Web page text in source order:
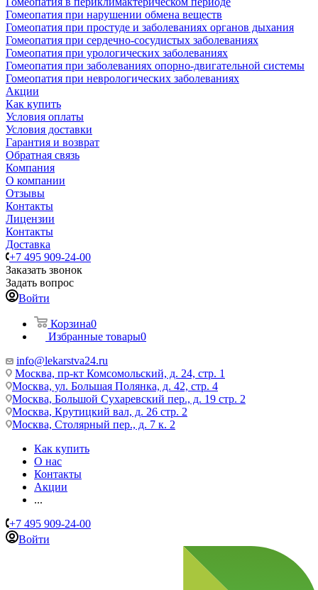
Гомеопатия при нарушении обмена веществ
Гомеопатия при простуде и заболеваниях органов дыхания
Гомеопатия при сердечно-сосудистых заболеваниях
Гомеопатия при урологических заболеваниях
Гомеопатия при заболеваниях опорно-двигательной системы
Гомеопатия при неврологических заболеваниях
Акции
Как купить
Условия оплаты
Условия доставки
Гарантия и возврат
Обратная связь
Компания
О компании
Отзывы
Контакты
Лицензии
Контакты
Доставка
+7 495 909-24-00
Заказать звонок
Задать вопрос
Войти
Корзина0
Избранные товары0
info@lekarstva24.ru
Москва, пр-кт Комсомольский, д. 24, стр. 1
Москва, ул. Большая Полянка, д. 42, стр. 4
Москва, Большой Сухаревский пер., д. 19 стр. 2
Москва, Крутицкий вал, д. 26 стр. 2
Москва, Столярный пер., д. 7 к. 2
Как купить
О нас
Контакты
Акции
...
+7 495 909-24-00
Войти